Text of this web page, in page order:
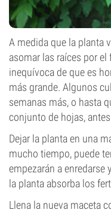
A medida que la planta
asomar las raíces por
inequívoca de que es
más grande. Algunos
semanas más, o hasta
conjunto de hojas,
Dejar la planta en una
mucho tiempo, puede
empezarán a enredarse
la planta absorba los
Llena la nueva maceta